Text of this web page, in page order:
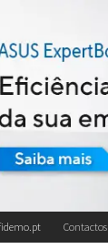
Contactos